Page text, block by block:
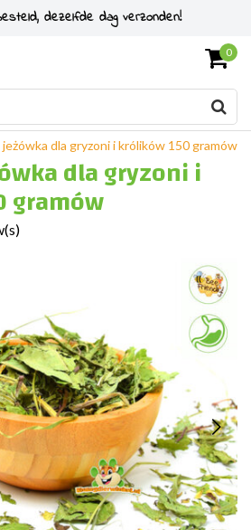
od gryzoni od 2011 roku
0
jeżówka dla gryzoni i królików 150 gramów
dla gryzoni i
gramów